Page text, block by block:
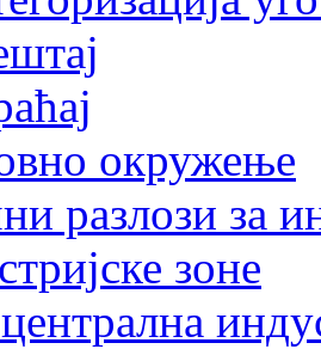
окружење
разлози за
зоне